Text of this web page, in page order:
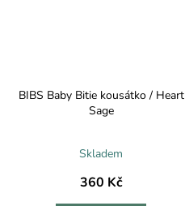
BIBS Baby Bitie kousátko / Heart
Sage
Skladem
360 Kč